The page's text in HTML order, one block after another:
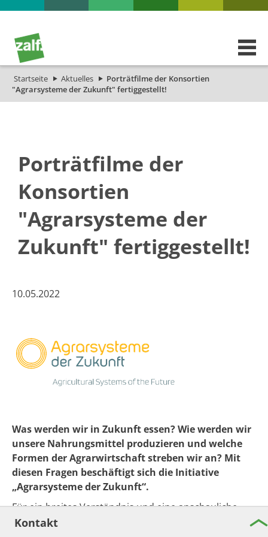
Startseite Aktuelles
Porträtfilme der Konsortien
"Agrarsysteme der Zukunft" fertiggestellt!
Porträtfilme der
Konsortien
"Agrarsysteme der
Zukunft" fertiggestellt!
​​10.05.2022
Was werden wir in Zukunft essen? Wie werden wir
unsere Nahrungsmittel produzieren und welche
Formen der Agrarwirtschaft streben wir an? Mit
diesen Fragen beschäftigt sich die Initiative
„Agrarsysteme der Zukunft“.
Für ein breites Verständnis und eine anschauliche
Wahrnehmung der Arbeiten der acht transdiziplinären
Kont​akt